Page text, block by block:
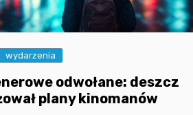
wydarzenia
odwołane: deszcz
plany kinomanów